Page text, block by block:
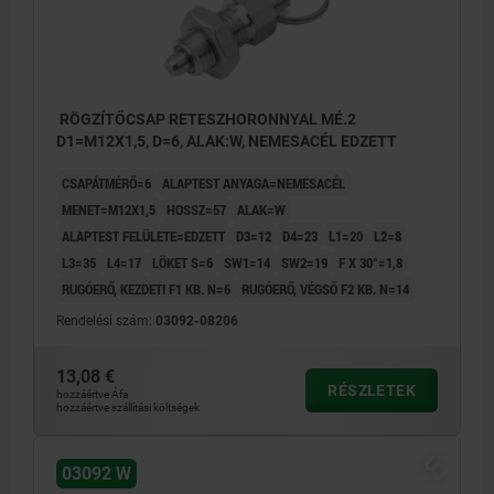
RÖGZÍTŐCSAP RETESZHORONNYAL MÉ.2
D1=M12X1,5, D=6, ALAK:W, NEMESACÉL EDZETT
CSAPÁTMÉRŐ=6 ALAPTEST ANYAGA=NEMESACÉL
MENET=M12X1,5
HOSSZ=57 ALAK=W
ALAPTEST FELÜLETE=EDZETT
D3=12 D4=23 L1=20
L2=8
L3=35
L4=17 LÖKET S=6 SW1=14 SW2=19
F X 30°=1,8
RUGÓERŐ, KEZDETI F1 KB. N=6
RUGÓERŐ, VÉGSŐ F2 KB. N=14
Rendelési szám: 03092-08206
13,08 €
hozzáértve Áfa
hozzáértve szállítási költségek
RÉSZLETEK
03092 W